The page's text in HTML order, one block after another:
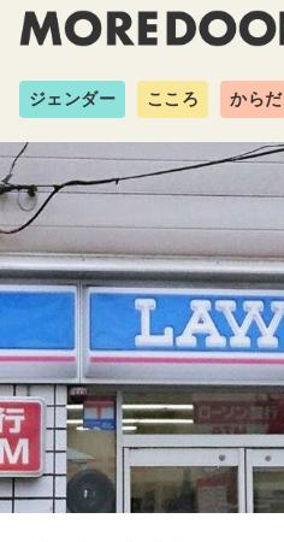
ジェンダー こころ からだ